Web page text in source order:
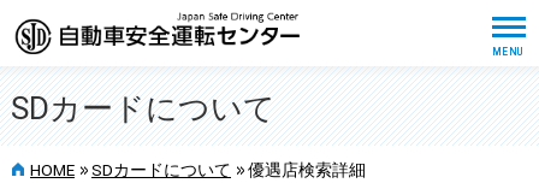
SDカードについて
HOME >> SDカードについて >> 優遇店検索詳細